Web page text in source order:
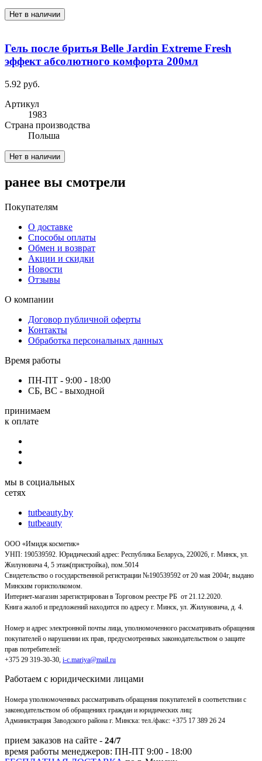
Нет в наличии
Гель после бритья Belle Jardin Extreme Fresh
эффект абсолютного комфорта 200мл
5.92 руб.
Артикул
1983
Cтрана производства
Польша
Нет в наличии
ранее вы смотрели
Покупателям
О доставке
Способы оплаты
Обмен и возврат
Акции и скидки
Новости
Отзывы
О компании
Договор публичной оферты
Контакты
Обработка персональных данных
Время работы
ПН-ПТ - 9:00 - 18:00
СБ, ВС - выходной
принимаем
к оплате
мы в социальных
сетях
tutbeauty.by
tutbeauty
ООО «Имидж косметик»
УНП: 190539592. Юридический адрес: Республика Беларусь, 220026, г. Минск, ул.
Жилуновича 4, 5 этаж(пристройка), пом.5014
Свидетельство о государственной регистрации №190539592 от 20 мая 2004г, выдано
Минским горисполкомом.
Интернет-магазин зарегистрирован в Торговом реестре РБ от 21.12.2020.
Книга жалоб и предложений находится по адресу г. Минск, ул. Жилуновича, д. 4.
Номер и адрес электронной почты лица, уполномоченного рассматривать обращения
покупателей о нарушении их прав, предусмотренных законодательством о защите
прав потребителей:
+375 29 319-30-30, i-c.mariya@mail.ru
Работаем с юридическими лицами
Номера уполномоченных рассматривать обращения покупателей в соответствии с
законодательством об обращениях граждан и юридических лиц:
Администрация Заводского района г. Минска: тел./факс: +375 17 389 26 24
прием заказов на сайте - 24/7
время работы менеджеров: ПН-ПТ 9:00 - 18:00